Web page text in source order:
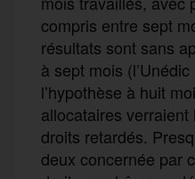
compris entre sept
résultats sont sans
à sept mois
l’hypothèse à huit
allocataires verraient
droits retardés.
deux concernée par